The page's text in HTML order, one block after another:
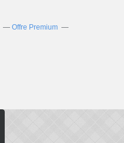
Offre Premium